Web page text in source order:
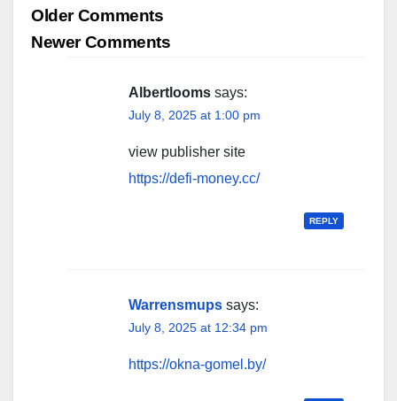
Comment
navigation
Older Comments
Newer Comments
Albertlooms says:
July 8, 2025 at 1:00 pm
view publisher site
https://defi-money.cc/
REPLY
Warrensmups says:
July 8, 2025 at 12:34 pm
https://okna-gomel.by/